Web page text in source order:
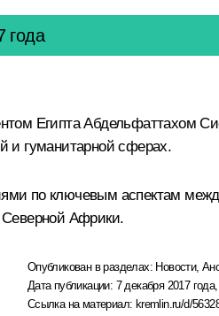
года
ЕгиптаАбдельфаттахом
и гуманитарной сферах.
по ключевым аспектам
Северной Африки.
Опубликован в разделах: Новости,
Дата публикации: 7 декабря 2017
Ссылка на материал: kremlin.ru/d/